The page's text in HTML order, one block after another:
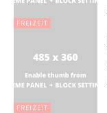
FREIZEIT
FREIZEIT